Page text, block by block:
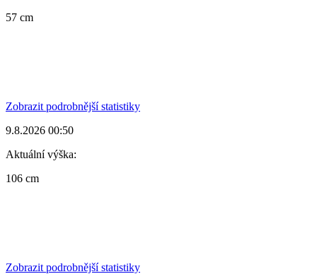
57 cm
Zobrazit podrobnější statistiky
9.8.2026 00:50
Aktuální výška:
106 cm
Zobrazit podrobnější statistiky